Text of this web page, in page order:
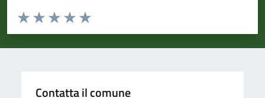
Valuta da 1 a 5 stelle la pagina
Valuta 5 stelle su 5
Valuta 4 stelle su 5
Valuta 3 stelle su 5
Valuta 2 stelle su 5
Valuta 1 stelle su 5
Contatta il comune